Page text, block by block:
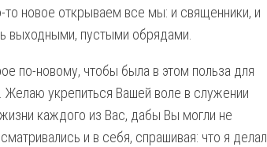
новое открываем все мы: и священники, и
выходными, пустыми обрядами.
по-новому, чтобы была в этом польза для
укрепиться Вашей воле в служении
каждого из Вас, дабы Вы могли не
и в себя, спрашивая: что я делал